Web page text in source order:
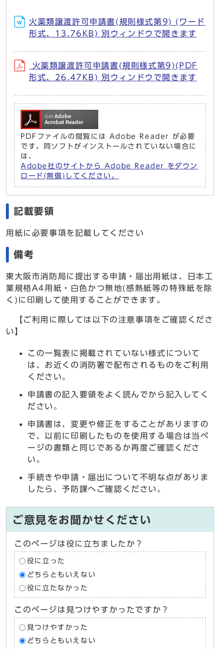
火薬類譲渡許可申請書(規則様式第9) (ワード
形式、13.76KB) 別ウィンドウで開きます
火薬類譲渡許可申請書(規則様式第9)(PDF
形式、26.47KB) 別ウィンドウで開きます
PDFファイルの閲覧には Adobe Reader が必要
です。同ソフトがインストールされていない場合に
は、
Adobe社のサイトから Adobe Reader をダウン
ロード(無償)してください。
記載要領
用紙に必要事項を記載してください
備考
東大阪市消防局に提出する申請・届出用紙は、日本工
業規格A4用紙・白色かつ無地(感熱紙等の特殊紙を除
く)に印刷して使用することができます。
【ご利用に際しては以下の注意事項をご確認くださ
い】
この一覧表に掲載されていない様式について
は、お近くの消防署で配布されるものをご利用
ください。
申請書の記入要領をよく読んでから記入してく
ださい。
申請書は、変更や修正をすることがありますの
で、以前に印刷したものを使用する場合は当ペ
ージの書類と同じであるか再度ご確認くださ
い。
手続きや申請・届出について不明な点がありま
したら、予防課へご確認ください。
ご意見をお聞かせください
このページは役に立ちましたか？
役に立った
どちらともいえない
役に立たなかった
このページは見つけやすかったですか？
見つけやすかった
どちらともいえない